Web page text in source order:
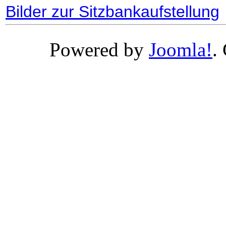
Bilder zur Sitzbankaufstellung
Powered by Joomla!.